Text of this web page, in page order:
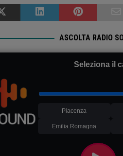
ASCOLTA RADIO
Seleziona il
Piacenza
Emilia Romagna